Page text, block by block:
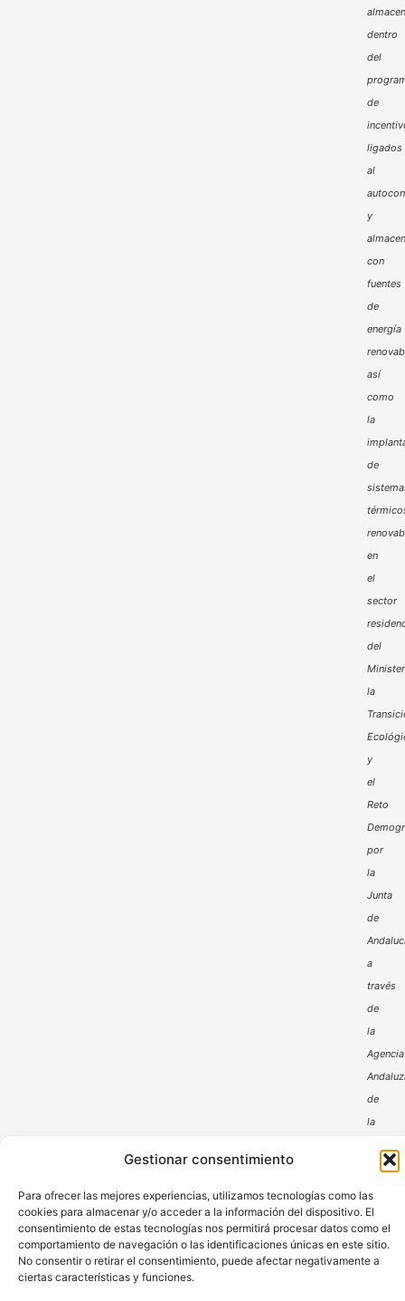
Gestionar consentimiento
Para ofrecer las mejores experiencias, utilizamos tecnologías como las
cookies para almacenar y/o acceder a la información del dispositivo. El
consentimiento de estas tecnologías nos permitirá procesar datos como el
comportamiento de navegación o las identificaciones únicas en este sitio.
No consentir o retirar el consentimiento, puede afectar negativamente a
ciertas características y funciones.
dentro
del
de
ligados
al
y
con
fuentes
de
energía
así
como
la
de
en
el
sector
del
la
y
el
Reto
por
la
Junta
de
a
través
de
la
Agencia
de
la
Aviso Legal Política de Privacidad